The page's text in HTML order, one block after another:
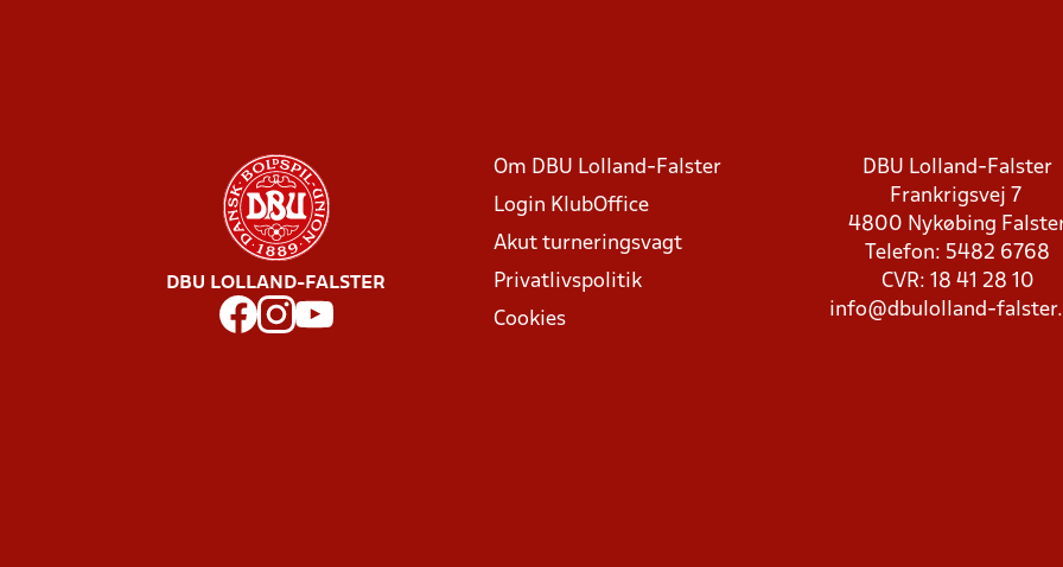
DBU LOLLAND-FALSTER
Om DBU Lolland-Falster
Login KlubOffice
Akut turneringsvagt
Privatlivspolitik
Cookies
DBU Lolland-Falster
Frankrigsvej 7
4800 Nykøbing
Telefon: 5482 6768
CVR: 18 41 28 10
info@dbulolland-